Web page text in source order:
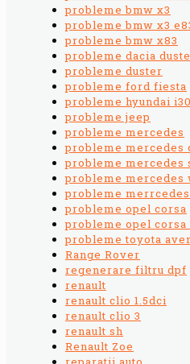
probleme bmw x3
probleme bmw x3
probleme bmw x83
probleme dacia
probleme duster
probleme ford fiesta
probleme hyundai i30
probleme jeep
probleme mercedes
probleme mercedes
probleme mercedes
probleme mercedes
probleme
probleme opel corsa
probleme opel corsa
probleme toyota
Range Rover
regenerare filtru dpf
renault
renault clio 1.5dci
renault clio 3
renault sh
Renault Zoe